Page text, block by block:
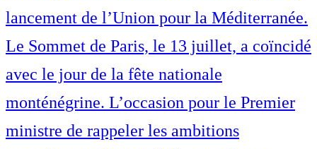
lancement de l’Union pour la Méditerranée.
Le Sommet de Paris, le 13 juillet, a coïncidé
avec le jour de la fête nationale
monténégrine. L’occasion pour le Premier
ministre de rappeler les ambitions